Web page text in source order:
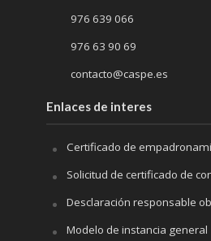
976 639 066
976 63 90 69
contacto@caspe.es
Enlaces de interes
Certificado de
Solicitud de certificado de
Desclaración responsable
Modelo de instancia general